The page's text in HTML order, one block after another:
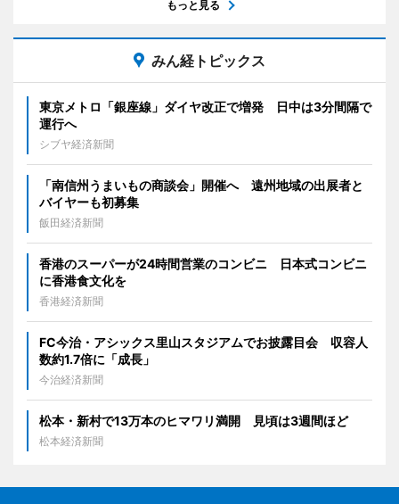
もっと見る
みん経トピックス
東京メトロ「銀座線」ダイヤ改正で増発 日中は3分間隔で
運行へ
シブヤ経済新聞
「南信州うまいもの商談会」開催へ 遠州地域の出展者と
バイヤーも初募集
飯田経済新聞
香港のスーパーが24時間営業のコンビニ 日本式コンビニ
に香港食文化を
香港経済新聞
FC今治・アシックス里山スタジアムでお披露目会 収容人
数約1.7倍に「成長」
今治経済新聞
松本・新村で13万本のヒマワリ満開 見頃は3週間ほど
松本経済新聞